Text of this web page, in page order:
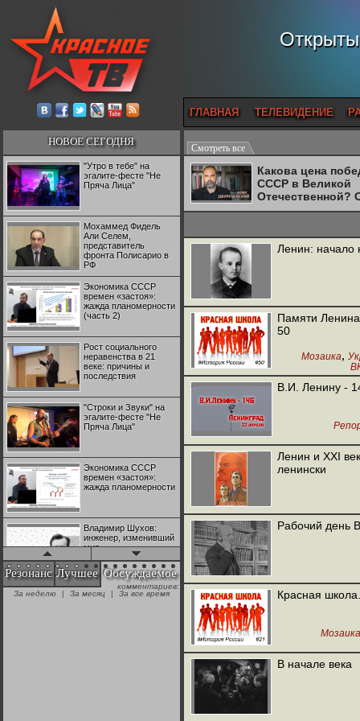
ГЛАВНАЯ ТЕЛЕВИДЕНИЕ
НОВОЕ СЕГОДНЯ
"Утро в тебе" на
эгалите-фесте "Не
Пряча Лица"
Мохаммед Фидель
Али Селем,
представитель
фронта Полисарио в
РФ
Экономика СССР
времен «застоя»:
жажда планомерности
(часть 2)
Рост социального
неравенства в 21
веке: причины и
последствия
"Строки и Звуки" на
эгалите-фесте "Не
Пряча Лица"
Экономика СССР
времен «застоя»:
жажда планомерности
Владимир Шухов:
инженер, изменивший
мир
"Аркадий Коц" на
эгалите-фесте "Не
Резонанс Лучшее Обсуждаемое
комментариев:
За неделю
| За месяц | За все время
Смотреть все
Какова цена
СССР в Великой
Отечественной?
Двуреченский о
Ленин: начало
Памяти
50
Мозаика,
В.И. Ленину -
Ленин и XXI
ленински
Рабочий день
Красная
Мозаика
В начале века